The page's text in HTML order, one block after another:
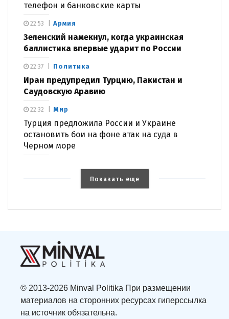
телефон и банковские карты
Армия
Зеленский намекнул, когда украинская
баллистика впервые ударит по России
22:53
Политика
Иран предупредил Турцию, Пакистан и
Саудовскую Аравию
22:37
Мир
Турция предложила России и Украине
остановить бои на фоне атак на суда в
Черном море
22:32
Показать еще
© 2013-2026 Minval Politika При размещении
материалов на сторонних ресурсах гиперссылка
на источник обязательна.